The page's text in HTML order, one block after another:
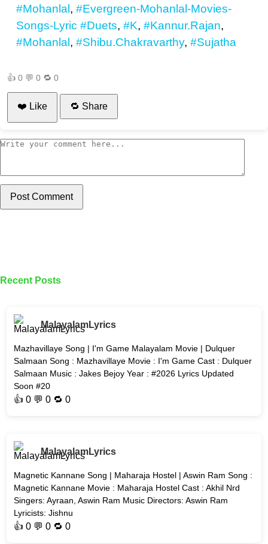
#Mohanlal , #Evergreen-Mohanlal-Movies-
Songs-Lyric #Duets, #K, #Kannur.Rajan,
#Mohanlal , #Shibu.Chakravarthy, #Sujatha
👍 0 💬 0 🔁 0
❤️ Like 🔁 Share
Post Comment
Recent Posts
MalayalamLyrics
Mazhavillaye Song | I'm Game Malayalam Movie | Dulquer
Salmaan Song : Mazhavillaye Movie : I'm Game Cast : Dulquer
Salmaan Music : Jakes Bejoy Year : #2026 Lyrics Updated
Soon #20
👍0 💬 0 🔁0
MalayalamLyrics
Magnetic Kannane Song | Maharaja Hostel | Aswin Ram Song :
Magnetic Kannane Movie : Maharaja Hostel Cast : Akhil Nrd
Singers: Ayraan, Aswin Ram Music Directors: Aswin Ram
Lyricists: Jishnu
👍0 💬 0 🔁0